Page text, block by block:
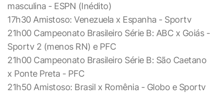
masculina - ESPN (Inédito)
17h30 Amistoso: Venezuela x Espanha - Sportv
21h00 Campeonato Brasileiro Série B: ABC x Goiás -
Sportv 2 (menos RN) e PFC
21h00 Campeonato Brasileiro Série B: São Caetano
x Ponte Preta - PFC
21h50 Amistoso: Brasil x Romênia - Globo e Sportv